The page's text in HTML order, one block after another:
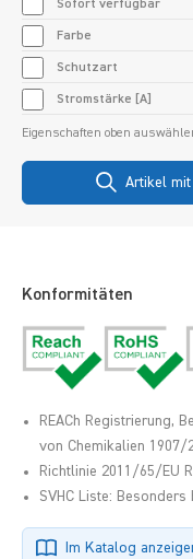
Sofort verfügbar
Farbe
Schutzart
Stromstärke [A]
Eigenschaften oben
Artikel mit
Konformitäten
REACh Registrierung,
von Chemikalien 1907/
Richtlinie 2011/65/EU
SVHC Liste:
Im Katalog